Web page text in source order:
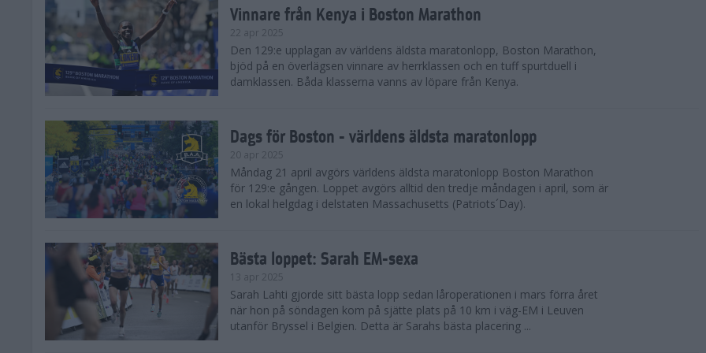
Vinnare från Kenya i Boston Marathon
22 apr 2025
Den 129:e upplagan av världens äldsta maratonlopp, Boston Marathon,
bjöd på en överlägsen vinnare av herrklassen och en tuff spurtduell i
damklassen. Båda klasserna vanns av löpare från Kenya.
Dags för Boston - världens äldsta maratonlopp
20 apr 2025
Måndag 21 april avgörs världens äldsta maratonlopp Boston Marathon
för 129:e gången. Loppet avgörs alltid den tredje måndagen i april, som är
en lokal helgdag i delstaten Massachusetts (Patriots´Day).
Bästa loppet: Sarah EM-sexa
13 apr 2025
Sarah Lahti gjorde sitt bästa lopp sedan låroperationen i mars förra året
när hon på söndagen kom på sjätte plats på 10 km i väg-EM i Leuven
utanför Bryssel i Belgien. Detta är Sarahs bästa placering ...